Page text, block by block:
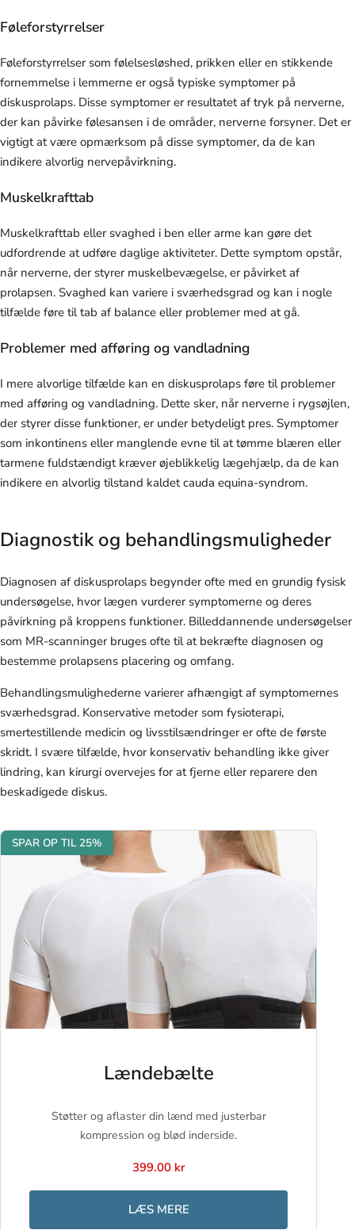
Føleforstyrrelser
Føleforstyrrelser som følelsesløshed, prikken eller en stikkende
fornemmelse i lemmerne er også typiske symptomer på
diskusprolaps. Disse symptomer er resultatet af tryk på nerverne,
der kan påvirke følesansen i de områder, nerverne forsyner. Det er
vigtigt at være opmærksom på disse symptomer, da de kan
indikere alvorlig nervepåvirkning.
Muskelkrafttab
Muskelkrafttab eller svaghed i ben eller arme kan gøre det
udfordrende at udføre daglige aktiviteter. Dette symptom opstår,
når nerverne, der styrer muskelbevægelse, er påvirket af
prolapsen. Svaghed kan variere i sværhedsgrad og kan i nogle
tilfælde føre til tab af balance eller problemer med at gå.
Problemer med afføring og vandladning
I mere alvorlige tilfælde kan en diskusprolaps føre til problemer
med afføring og vandladning. Dette sker, når nerverne i rygsøjlen,
der styrer disse funktioner, er under betydeligt pres. Symptomer
som inkontinens eller manglende evne til at tømme blæren eller
tarmene fuldstændigt kræver øjeblikkelig lægehjælp, da de kan
indikere en alvorlig tilstand kaldet cauda equina-syndrom.
Diagnostik og behandlingsmuligheder
Diagnosen af diskusprolaps begynder ofte med en grundig fysisk
undersøgelse, hvor lægen vurderer symptomerne og deres
påvirkning på kroppens funktioner. Billeddannende undersøgelser
som MR-scanninger bruges ofte til at bekræfte diagnosen og
bestemme prolapsens placering og omfang.
Behandlingsmulighederne varierer afhængigt af symptomernes
sværhedsgrad. Konservative metoder som fysioterapi,
smertestillende medicin og livsstilsændringer er ofte de første
skridt. I svære tilfælde, hvor konservativ behandling ikke giver
lindring, kan kirurgi overvejes for at fjerne eller reparere den
beskadigede diskus.
SPAR OP TIL 25%
Lændebælte
Støtter og aflaster din lænd med justerbar
kompression og blød inderside.
399.00 kr
LÆS MERE